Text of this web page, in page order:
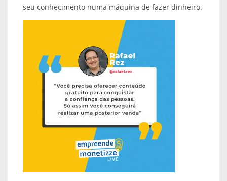
seu conhecimento numa máquina de fazer dinheiro.